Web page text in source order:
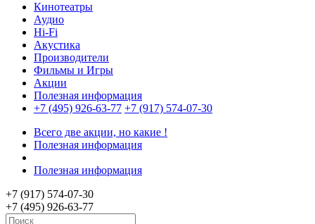
Кинотеатры
Аудио
Hi-Fi
Акустика
Производители
Фильмы и Игры
Акции
Полезная информация
+7 (495) 926-63-77 +7 (917) 574-07-30
Всего две акции, но какие !
Полезная информация
Полезная информация
+7 (917) 574-07-30
+7 (495) 926-63-77